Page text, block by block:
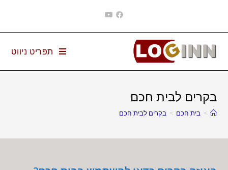
content
תפריט ניווט
בקרים לבית חכם
> בית חכם > בקרים לבית חכם